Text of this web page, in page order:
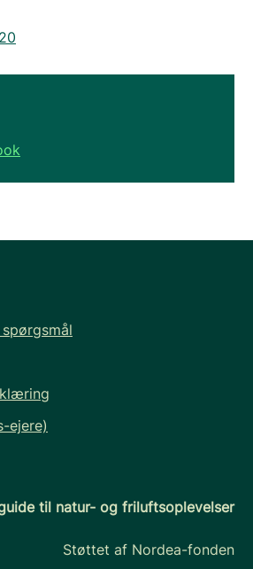
ejere)
til natur- og friluftsoplevelser
Støttet af Nordea-fonden